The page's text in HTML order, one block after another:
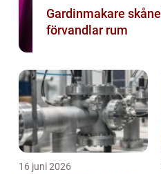
Gardinmakare skåne hantverk som
förvandlar rum
16 juni 2026